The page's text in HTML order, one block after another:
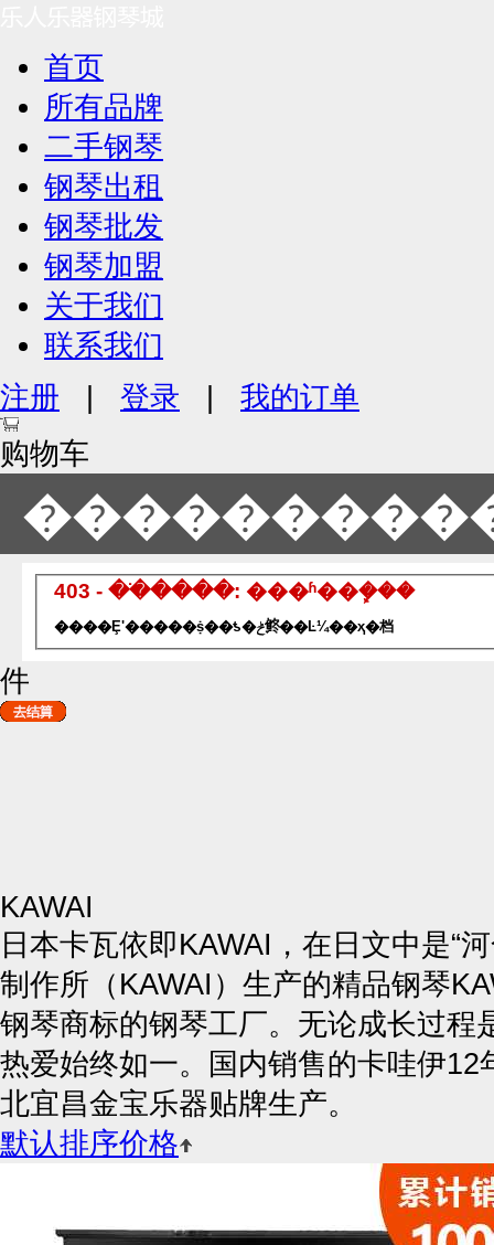
首页
所有品牌
二手钢琴
钢琴出租
钢琴批发
钢琴加盟
关于我们
联系我们
注册
登录
我的订单
购物车
403 - ��ֹ����: ���ʱ��ܾ���
����Ȩʹ�����ṩ��ƾ�ݲ鿴��Ŀ¼��ҳ�档
件
KAWAI
日本卡瓦依即KAWAI，在日文中是“
制作所（KAWAI）生产的精品钢琴
钢琴商标的钢琴工厂。无论成长过程
热爱始终如一。国内销售的卡哇伊
北宜昌金宝乐器贴牌生产。
默认排序价格